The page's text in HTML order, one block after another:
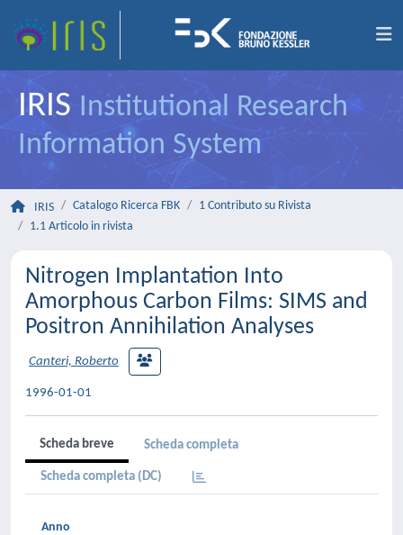
IRIS Institutional Research
Information System
IRIS Catalogo Ricerca FBK
1 Contributo su Rivista
1.1 Articolo in rivista
Nitrogen Implantation Into
Amorphous Carbon Films: SIMS and
Positron Annihilation Analyses
Canteri, Roberto
1996-01-01
Scheda breve Scheda completa
Scheda completa (DC)
Anno